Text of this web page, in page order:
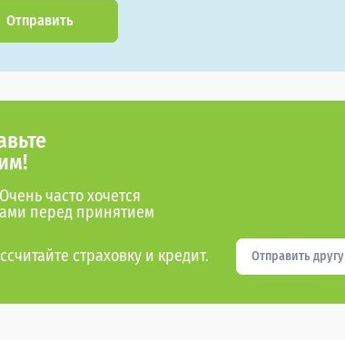
Отправить
часто хочется
перед принятием
страховку и кредит. Отправить другу